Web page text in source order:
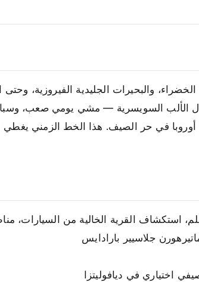
والبحيرات الجليدية الفيروزية، وحتى
الألب السويسرية — مشي يومي صعب،
أوروبا في حر الصيف. هذا الخط الزمني